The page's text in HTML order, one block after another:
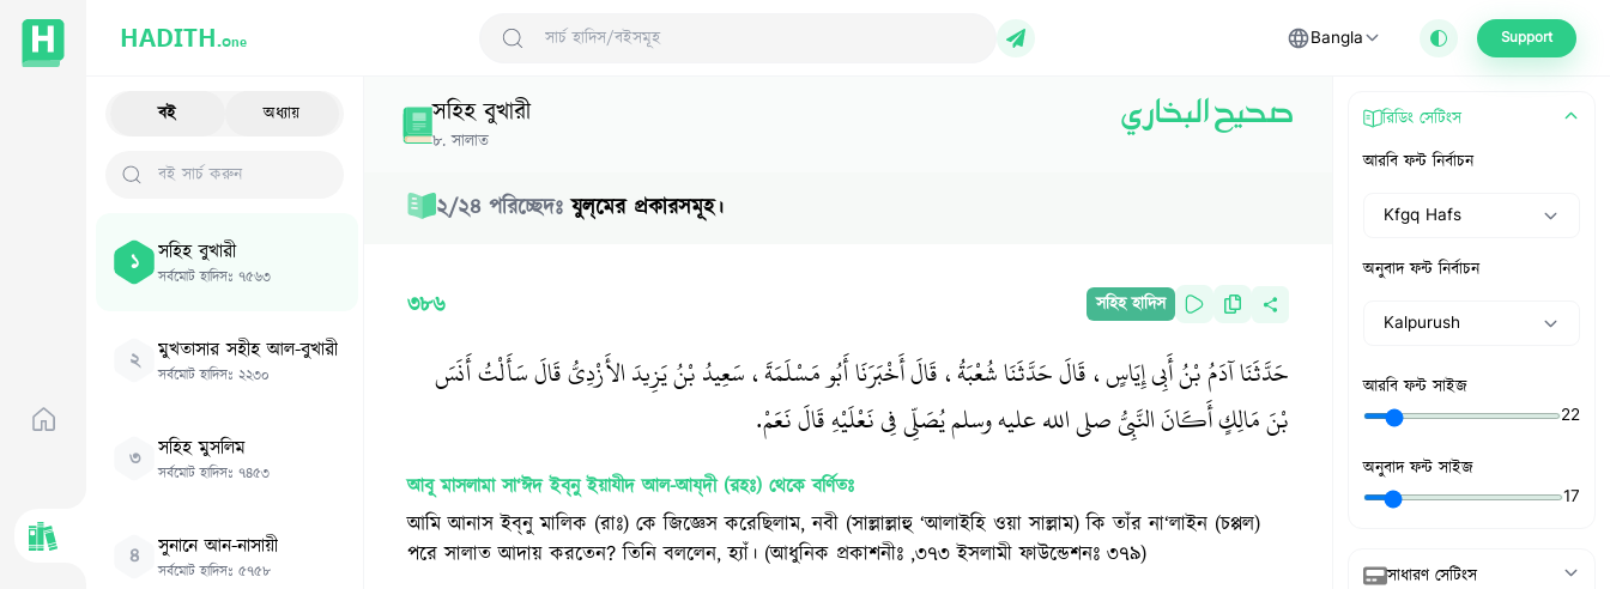
HADITH.One Search Hadith/Books Bangla Support
বই অধ্যায়
১ সহিহ বুখারী
সর্বমোট হাদিসঃ ৭৫৬৩
২ মুখতাসার সহীহ আল-বুখারী
সর্বমোট হাদিসঃ ২২৩০
৩ সহিহ মুসলিম
সর্বমোট হাদিসঃ ৭৪৫৩
৪ সুনানে আন-নাসায়ী
সর্বমোট হাদিসঃ ৫৭৫৮
সহিহ বুখারী
৮.সালাত
صحيح البخاري
২/২৪ পরিচ্ছেদঃ যুল্‌মের প্রকারসমূহ।
৩৮৬ সহিহ হাদিস
حَدَّثَنَا آدَمُ بْنُ أَبِي إِيَاسٍ، قَالَ حَدَّثَنَا شُعْبَةُ، قَالَ أَخْبَرَنَا أَبُو مَسْلَمَةَ، سَعِيدُ بْنُ يَزِيدَ الأَزْدِيُّ قَالَ سَأَلْتُ أَنَسَ
بْنَ مَالِكٍ أَكَانَ النَّبِيُّ صلى الله عليه وسلم يُصَلِّي فِي نَعْلَيْهِ قَالَ نَعَمْ‏.‏
আবূ মাসলামা সা‘ঈদ ইব্‌নু ইয়াযীদ আল-আয্‌দী (রহঃ) থেকে বর্ণিতঃ
আমি আনাস ইব্‌নু মালিক (রাঃ) কে জিজ্ঞেস করেছিলাম, নবী (সাল্লাল্লাহু ‘আলাইহি ওয়া সাল্লাম) কি তাঁর না‘লাইন (চপ্পল)
পরে সালাত আদায় করতেন? তিনি বললেন, হ্যাঁ। (আধুনিক প্রকাশনীঃ ,৩৭৩ ইসলামী ফাউন্ডেশনঃ ৩৭৯)
রিডিং সেটিংস
আরবি ফন্ট নির্বাচন
Kfgq Hafs
অনুবাদ ফন্ট নির্বাচন
Kalpurush
আরবি ফন্ট সাইজ
22
অনুবাদ ফন্ট সাইজ
17
সাধারণ সেটিংস